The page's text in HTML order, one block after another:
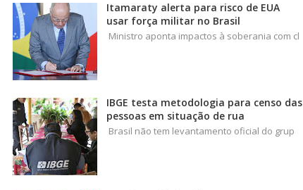
Itamaraty alerta para risco de EUA
usar força militar no Brasil
Ministro aponta impactos à soberania com cl
IBGE testa metodologia para censo das
pessoas em situação de rua
Brasil não tem levantamento oficial do grup